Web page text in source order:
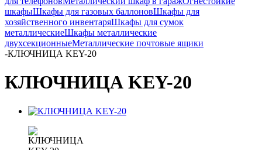
шкафыШкафы для газовых баллоновШкафы для
хозяйственного инвентаряШкафы для сумок
металлическиеШкафы металлические
двухсекционныеМеталлические почтовые ящики
-КЛЮЧНИЦА KEY-20
КЛЮЧНИЦА KEY-20